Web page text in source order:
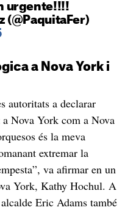
urgente!!!!
(@PaquitaFer)
a Nova York i
autoritats a declarar
Nova York com a Nova
és la meva
extremar la
va afirmar en un
York, Kathy Hochul. A
Eric Adams també